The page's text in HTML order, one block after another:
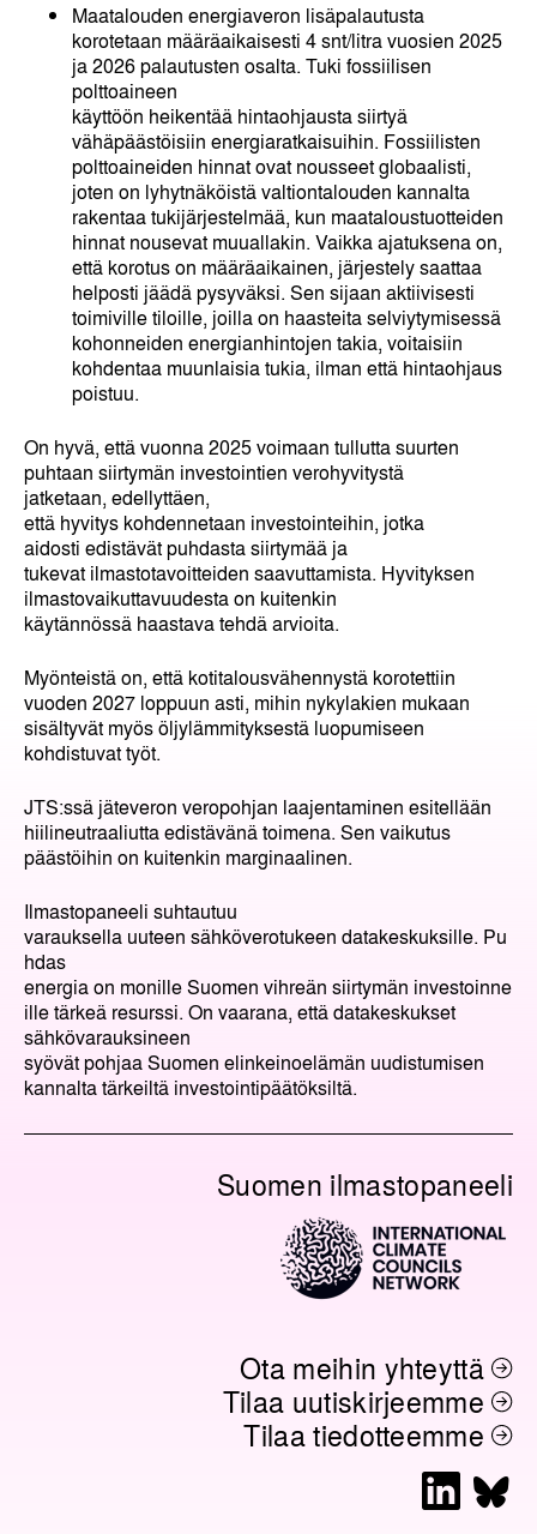
Maatalouden energiaveron lisäpalautusta
korotetaan määräaikaisesti 4 snt/litra vuosien 2025
ja 2026 palautusten osalta. Tuki fossiilisen
polttoaineen
käyttöön heikentää hintaohjausta siirtyä
vähäpäästöisiin energiaratkaisuihin. Fossiilisten
polttoaineiden hinnat ovat nousseet globaalisti,
joten on lyhytnäköistä valtiontalouden kannalta
rakentaa tukijärjestelmää, kun maataloustuotteiden
hinnat nousevat muuallakin. Vaikka ajatuksena on,
että korotus on määräaikainen, järjestely saattaa
helposti jäädä pysyväksi. Sen sijaan aktiivisesti
toimiville tiloille, joilla on haasteita selviytymisessä
kohonneiden energianhintojen takia, voitaisiin
kohdentaa muunlaisia tukia, ilman että hintaohjaus
poistuu.
On hyvä, että vuonna 2025 voimaan tullutta suurten
puhtaan siirtymän investointien verohyvitystä
jatketaan, edellyttäen,
että hyvitys kohdennetaan investointeihin, jotka
aidosti edistävät puhdasta siirtymää ja
tukevat ilmastotavoitteiden saavuttamista. Hyvityksen
ilmastovaikuttavuudesta on kuitenkin
käytännössä haastava tehdä arvioita.
Myönteistä on, että kotitalousvähennystä korotettiin
vuoden 2027 loppuun asti, mihin nykylakien mukaan
sisältyvät myös öljylämmityksestä luopumiseen
kohdistuvat työt.
JTS:ssä jäteveron veropohjan laajentaminen esitellään
hiilineutraaliutta edistävänä toimena. Sen vaikutus
päästöihin on kuitenkin marginaalinen.
Ilmastopaneeli suhtautuu
varauksella uuteen sähköverotukeen datakeskuksille. Pu
hdas
energia on monille Suomen vihreän siirtymän investoinne
ille tärkeä resurssi. On vaarana, että datakeskukset
sähkövarauksineen
syövät pohjaa Suomen elinkeinoelämän uudistumisen
kannalta tärkeiltä investointipäätöksiltä.
Suomen ilmastopaneeli
Ota meihin yhteyttä
Tilaa uutiskirjeemme
Tilaa tiedotteemme
L